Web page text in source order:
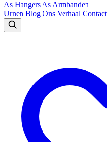
As Hangers As Armbanden
Urnen Blog Ons Verhaal Contact